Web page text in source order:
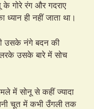
के गोरे रंग और गदराए
ही नहीं जाता था।
उसके नंगे बदन की
उसके बारे में सोच
में सोनू से कहीं ज्यादा
चूत में कभी उँगली तक